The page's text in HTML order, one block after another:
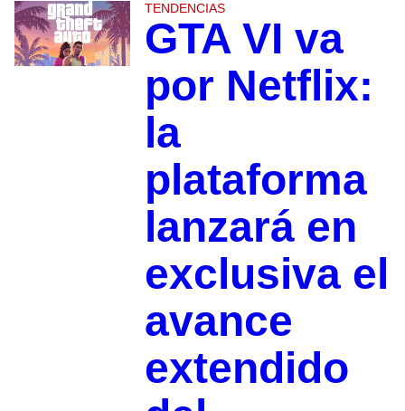
TENDENCIAS
GTA VI va
por Netflix:
la
plataforma
lanzará en
exclusiva el
avance
extendido